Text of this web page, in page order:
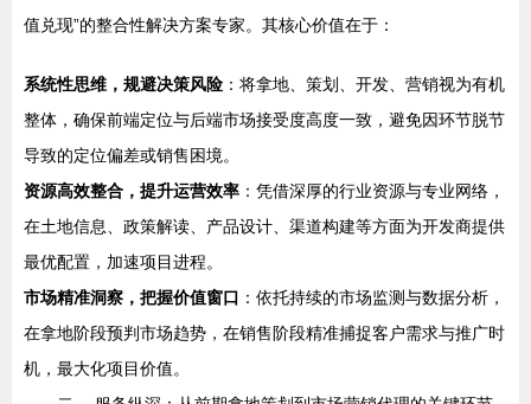
值兑现”的整合性解决方案专家。其核心价值在于：
系统性思维，规避决策风险 ：将拿地、策划、开发、营销视为有机
整体，确保前端定位与后端市场接受度高度一致，避免因环节脱节
导致的定位偏差或销售困境。
资源高效整合，提升运营效率 ：凭借深厚的行业资源与专业网络，
在土地信息、政策解读、产品设计、渠道构建等方面为开发商提供
最优配置，加速项目进程。
市场精准洞察，把握价值窗口 ：依托持续的市场监测与数据分析，
在拿地阶段预判市场趋势，在销售阶段精准捕捉客户需求与推广时
机，最大化项目价值。